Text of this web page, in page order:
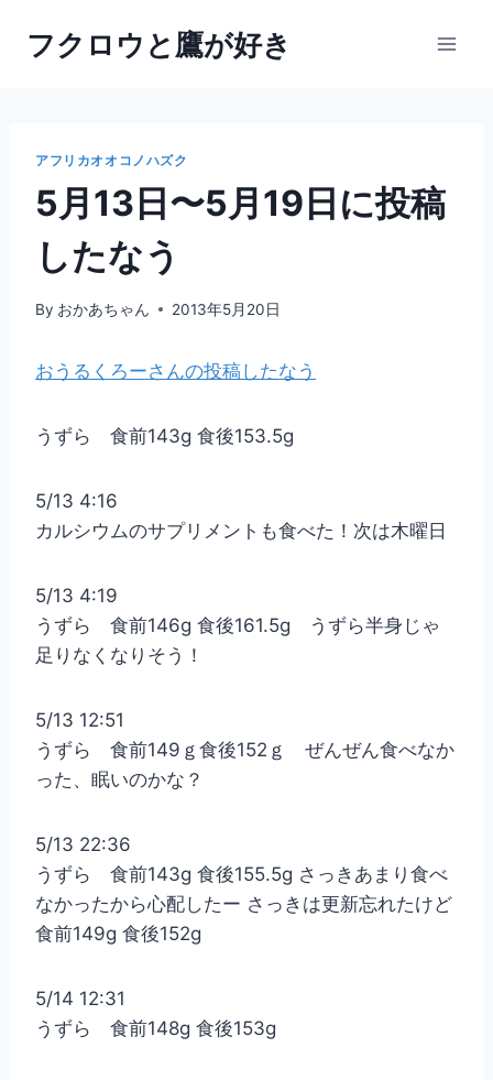
フクロウと鷹が好き
アフリカオオコノハズク
5月13日〜5月19日に投稿
したなう
By おかあちゃん 2013年5月20日
おうるくろーさんの投稿したなう
うずら 食前143g 食後153.5g
5/13 4:16
カルシウムのサプリメントも食べた！次は木曜日
5/13 4:19
うずら 食前146g 食後161.5g うずら半身じゃ
足りなくなりそう！
5/13 12:51
うずら 食前149ｇ食後152ｇ ぜんぜん食べなか
った、眠いのかな？
5/13 22:36
うずら 食前143g 食後155.5g さっきあまり食べ
なかったから心配したー さっきは更新忘れたけど
食前149g 食後152g
5/14 12:31
うずら 食前148g 食後153g